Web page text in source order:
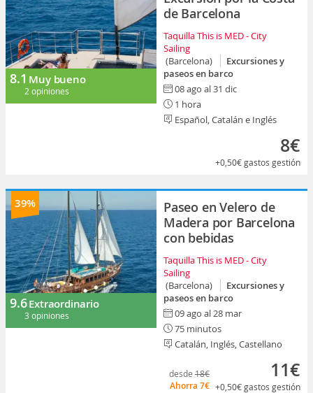
8.1 Muy bueno
2 opiniones
de Barcelona
Taquilla This is MED - City
Sailing
(Barcelona)
Excursiones y
paseos en barco
08 ago al 31 dic
1 hora
Español, Catalán e Inglés
8€
+0,50€gastos gestión
39%
9.6Extraordinario
3 opiniones
Paseo en Velero de
Madera por Barcelona
con bebidas
Taquilla This is MED - City
Sailing
(Barcelona)
Excursiones y
paseos en barco
09 ago al 28 mar
75 minutos
Catalán, Inglés, Castellano
desde 18€
Ahorra 7€
11€
+0,50€gastos gestión